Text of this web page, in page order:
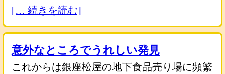
[… 続きを読む]
意外なところでうれしい発見
これからは銀座松屋の地下食品売り場に頻繁